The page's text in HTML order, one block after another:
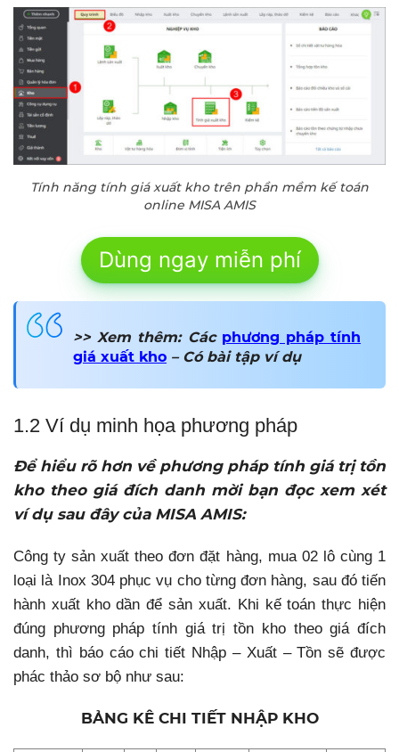
Tính năng tính giá xuất kho trên phần mềm kế toán
online MISA AMIS
Dùng ngay miễn phí
>> Xem thêm: Các phương pháp tính
giá xuất kho – Có bài tập ví dụ
1.2 Ví dụ minh họa phương pháp
Để hiểu rõ hơn về phương pháp tính giá trị tồn
kho theo giá đích danh mời bạn đọc xem xét
ví dụ sau đây của MISA AMIS:
Công ty sản xuất theo đơn đặt hàng, mua 02 lô cùng 1
loại là Inox 304 phục vụ cho từng đơn hàng, sau đó tiến
hành xuất kho dần để sản xuất. Khi kế toán thực hiện
đúng phương pháp tính giá trị tồn kho theo giá đích
danh, thì báo cáo chi tiết Nhập – Xuất – Tồn sẽ được
phác thảo sơ bộ như sau:
BẢNG KÊ CHI TIẾT NHẬP KHO